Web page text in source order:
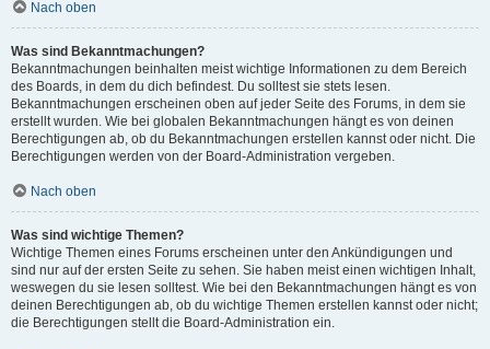
Nach oben
Was sind Bekanntmachungen?
Bekanntmachungen beinhalten meist wichtige Informationen zu dem Bereich
des Boards, in dem du dich befindest. Du solltest sie stets lesen.
Bekanntmachungen erscheinen oben auf jeder Seite des Forums, in dem sie
erstellt wurden. Wie bei globalen Bekanntmachungen hängt es von deinen
Berechtigungen ab, ob du Bekanntmachungen erstellen kannst oder nicht. Die
Berechtigungen werden von der Board-Administration vergeben.
Nach oben
Was sind wichtige Themen?
Wichtige Themen eines Forums erscheinen unter den Ankündigungen und
sind nur auf der ersten Seite zu sehen. Sie haben meist einen wichtigen Inhalt,
weswegen du sie lesen solltest. Wie bei den Bekanntmachungen hängt es von
deinen Berechtigungen ab, ob du wichtige Themen erstellen kannst oder nicht;
die Berechtigungen stellt die Board-Administration ein.